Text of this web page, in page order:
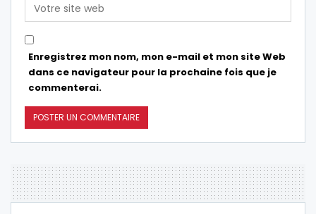
Enregistrez mon nom, mon e-mail et mon site Web
dans ce navigateur pour la prochaine fois que je
commenterai.